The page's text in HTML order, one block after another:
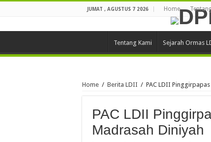
JUMAT , AGUSTUS 7 2026 Home
Tentang Kami Sejarah Ormas
Home / Berita LDII / PAC LDII
PAC LDII
Madrasah Diniyah